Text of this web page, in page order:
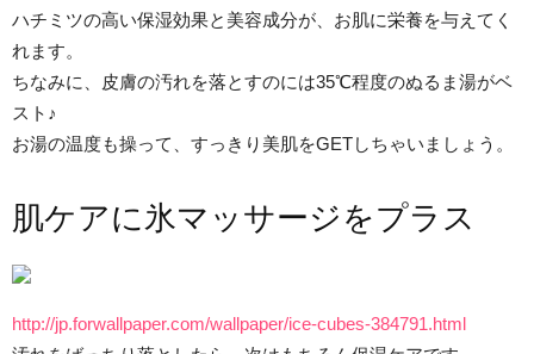
ハチミツの高い保湿効果と美容成分が、お肌に栄養を与えてく
れます。
ちなみに、皮膚の汚れを落とすのには35℃程度のぬるま湯がベ
スト♪
お湯の温度も操って、すっきり美肌をGETしちゃいましょう。
肌ケアに氷マッサージをプラス
http://jp.forwallpaper.com/wallpaper/ice-cubes-384791.html